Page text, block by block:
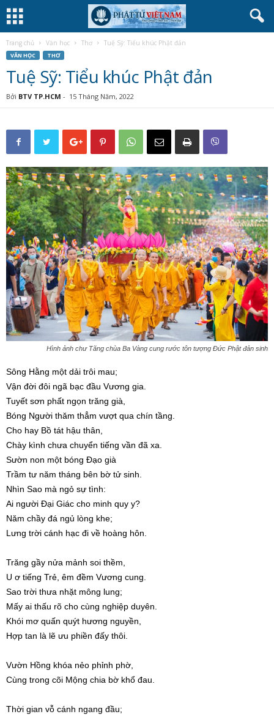
Trang chủ Văn học Thơ Tuệ Sỹ: Tiểu khúc Phật đản
VĂN HỌC THƠ
Tuệ Sỹ: Tiểu khúc Phật đản
Bởi BTV TP.HCM - 15 Tháng Năm, 2022
Hình ảnh chư Tăng chùa Ba Vàng cung rước tôn tượng Đức Phật đản sinh
Sông Hằng một dải trôi mau;
Vận đời đôi ngã bạc đầu Vương gia.
Tuyết sơn phất ngọn trăng già,
Bóng Người thăm thẳm vượt qua chín tầng.
Cho hay Bồ tát hậu thân,
Chày kình chưa chuyển tiếng vần đã xa.
Sườn non một bóng Đạo già
Trầm tư năm tháng bên bờ tử sinh.
Nhìn Sao mà ngỏ sự tình:
Ai người Đại Giác cho minh quy y?
Năm chầy đá ngủ lòng khe;
Lưng trời cánh hạc đi về hoàng hôn.
Trăng gầy nửa mảnh soi thềm,
U ơ tiếng Trẻ, êm đềm Vương cung.
Sao trời thưa nhặt mông lung;
Mấy ai thấu rõ cho cùng nghiệp duyên.
Khói mơ quấn quýt hương nguyền,
Hợp tan là lẽ ưu phiền đấy thôi.
Vườn Hồng khóa nẻo phỉnh phờ,
Cùng trong cõi Mộng chia bờ khổ đau.
Thời gian vỗ cánh ngang đầu;